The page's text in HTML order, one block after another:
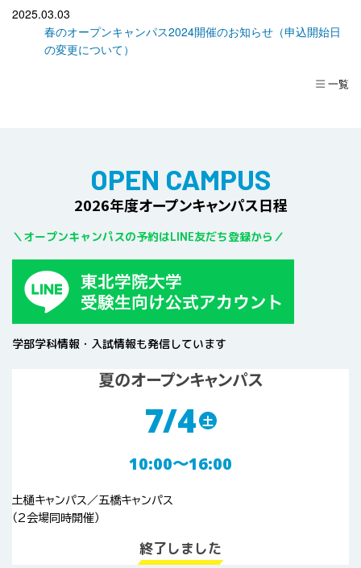
2025.03.03
春のオープンキャンパス2024開催のお知らせ（申込開始日
の変更について）
一覧
OPEN CAMPUS
2026年度オープンキャンパス日程
＼オープンキャンパスの予約はLINE友だち登録から ／
学部学科情報・入試情報も発信しています
夏のオープンキャンパス
7/4 土
10:00〜16:00
土樋キャンパス／五橋キャンパス
（2会場同時開催）
終了しました